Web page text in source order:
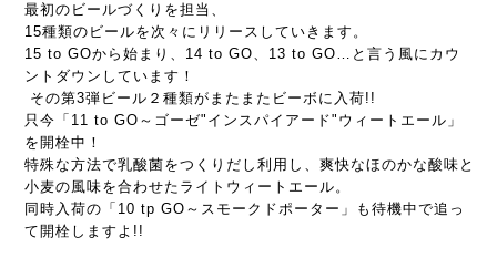
最初のビールづくりを担当、
15種類のビールを次々にリリースしていきます。
15 to GOから始まり、14 to GO、 13 to GO…と言う風にカウ
ントダウンしています！
その第3弾ビール２種類がまたまたビーボに入荷!!
只今「11 to GO～ゴーゼ"インスパイアード"ウィートエール」
を開栓中！
特殊な方法で乳酸菌をつくりだし利用し、爽快なほのかな酸味と
小麦の風味を合わせたライトウィートエール。
同時入荷の「 10 tp GO～スモークドポーター」も待機中で追っ
て開栓しますよ!!